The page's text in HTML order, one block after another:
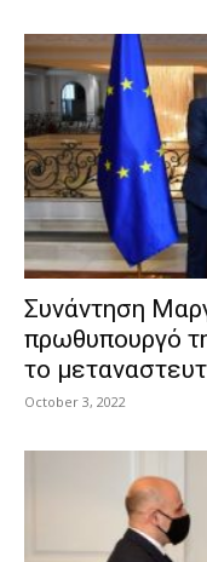
Συνάντηση
πρωθυπουργό
το
October 3, 2022